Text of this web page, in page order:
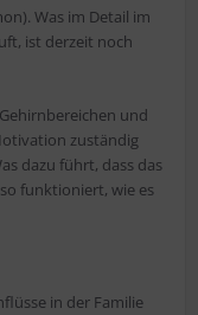
Was im Detail im
ist derzeit noch
und
zuständig
dazu führt, dass das
funktioniert, wie es
in der Familie